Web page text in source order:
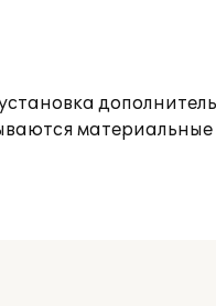
материальные